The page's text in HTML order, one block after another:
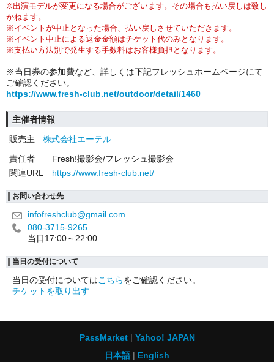
※出演モデルが変更になる場合がございます。その場合も払い戻しは致し
かねます。
※イベントが中止となった場合、払い戻しさせていただきます。
※イベント中止による返金金額はチケット代のみとなります。
※支払い方法別で発生する手数料はお客様負担となります。
※当日券の参加費など、詳しくは下記フレッシュホームページにて
ご確認ください。
https://www.fresh-club.net/outdoor/detail/1460
主催者情報
販売主
株式会社エーテル
責任者
Fresh!撮影会/フレッシュ撮影会
関連URL
https://www.fresh-club.net/
お問い合わせ先
infofreshclub@gmail.com
080-3715-9265
当日17:00～22:00
当日の受付について
当日の受付についてはこちらをご確認ください。
チケットを取り出す
PassMarket
Yahoo! JAPAN
日本語
English